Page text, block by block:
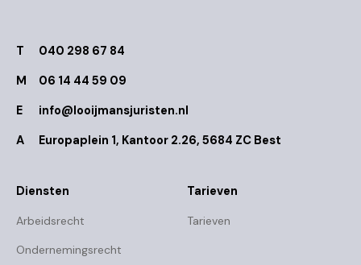
T
040 298 67 84
M
06 14 44 59 09
E
info@looijmansjuristen.nl
A
Europaplein 1, Kantoor 2.26, 5684 ZC Best
Diensten
Arbeidsrecht
Ondernemingsrecht
Tarieven
Tarieven